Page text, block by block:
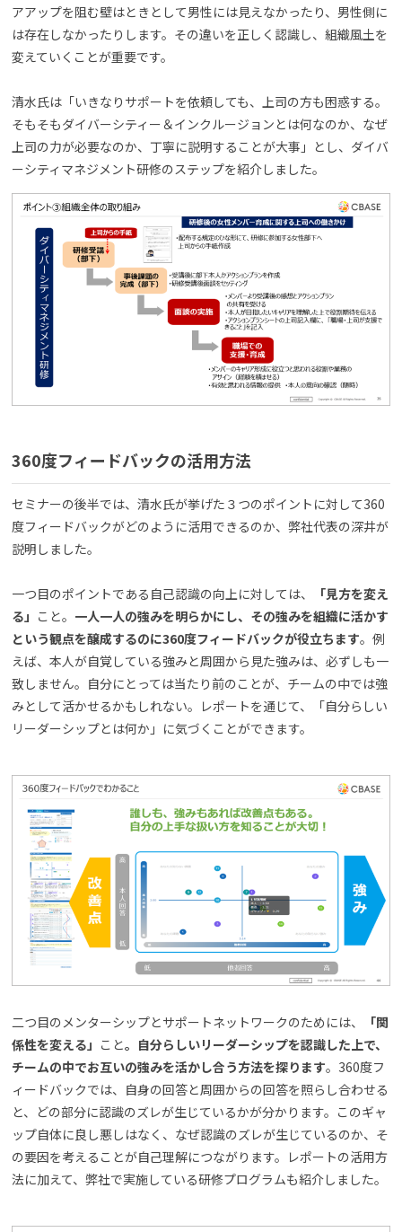
アアップを阻む壁はときとして男性には見えなかったり、男性側に
は存在しなかったりします。その違いを正しく認識し、組織風土を
変えていくことが重要です。
清水氏は「いきなりサポートを依頼しても、上司の方も困惑する。
そもそもダイバーシティー＆インクルージョンとは何なのか、なぜ
上司の力が必要なのか、丁寧に説明することが大事」とし、ダイバ
ーシティマネジメント研修のステップを紹介しました。
360度フィードバックの活用方法
セミナーの後半では、清水氏が挙げた３つのポイントに対して360
度フィードバックがどのように活用できるのか、弊社代表の深井が
説明しました。
一つ目のポイントである自己認識の向上に対しては、
「見方を変え
る」 こと。 一人一人の強みを明らかにし、その強みを組織に活かす
という観点を醸成するのに360度フィードバックが役立ちます。例
えば、本人が自覚している強みと周囲から見た強みは、必ずしも一
致しません。自分にとっては当たり前のことが、チームの中では強
みとして活かせるかもしれない。レポートを通じて、「自分らしい
リーダーシップとは何か」に気づくことができます。
二つ目のメンターシップとサポートネットワークのためには、
「関
係性を変える」 こと。自分らしいリーダーシップを認識した上で、
チームの中でお互いの強みを活かし合う方法を探ります。360度フ
ィードバックでは、自身の回答と周囲からの回答を照らし合わせる
と、どの部分に認識のズレが生じているかが分かります。このギャ
ップ自体に良し悪しはなく、なぜ認識のズレが生じているのか、そ
の要因を考えることが自己理解につながります。レポートの活用方
法に加えて、弊社で実施している研修プログラムも紹介しました。